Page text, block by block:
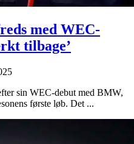
med WEC-
tilbage’
sin WEC-debut med BMW,
første løb. Det ...